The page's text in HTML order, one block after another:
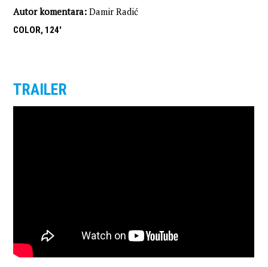
Autor komentara:Damir Radić
COLOR, 124'
TRAILER